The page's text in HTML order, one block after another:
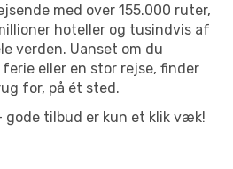
med over 155.000 ruter,
hoteller og tusindvis af
verden. Uanset om du
eller en stor rejse, finder
for, på ét sted.
tilbud er kun et klik væk!